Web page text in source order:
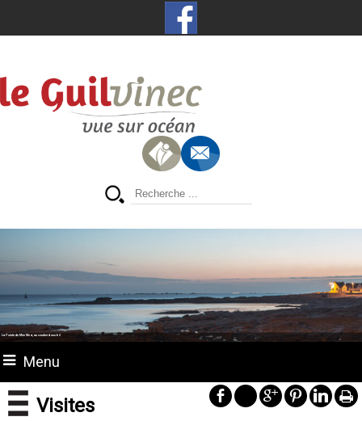
La Pointe de Men Meur, au coucher du soleil
Menu
Visites